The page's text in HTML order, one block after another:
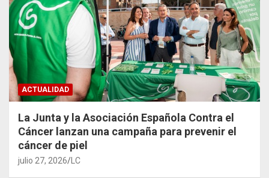
ACTUALIDAD
La Junta y la Asociación Española Contra el
Cáncer lanzan una campaña para prevenir el
cáncer de piel
julio 27, 2026 LC